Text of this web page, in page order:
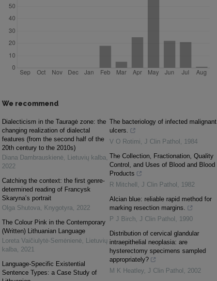
We recommend
Dialecticism in the Tauragė zone: the
changing realization of dialectal
features (from the second half of the
20th century to the 2010s)
Diana Dambrauskienė Lietuvių kalba
2022
Catching the context: the first genre-
determined reading of Francysk
Skaryna’s portrait
Olga Shutova
Knygotyra
2022
The Colour Pink in the Contemporary
(Written) Lithuanian Language
Loreta Vaičiulytė-Semėnienė Lietuvių
kalba
2021
Language-Specific Existential
Sentence Types: a Case Study of
The bacteriology of infected malignant
ulcers.
V O Rotimi J Clin Pathol
1984
The Collection, Fractionation, Quality
Control, and Uses of Blood and Blood
Products
R Mitchell J Clin Pathol
1982
Alcian blue: reliable rapid method for
marking resection margins.
P J Birch J Clin Pathol
1990
Distribution of cervical glandular
intraepithelial neoplasia: are
hysterectomy specimens sampled
appropriately?
M K Heatley J Clin Pathol
2002